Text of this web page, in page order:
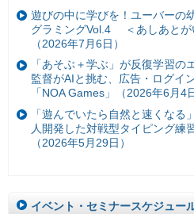
遊びの中に学びを！ユーバーの
グラミングVol.4 ＜あしあとが
（2026年7月6日）
「あそぶ＋学ぶ」が反復学習
監督がAIと挑む、広告・ログイ
「NOA Games」（2026年6月4
「遊んでいたら自然と速くな
人開発した対戦型タイピング練
（2026年5月29日）
イベント・セミナースケジュー